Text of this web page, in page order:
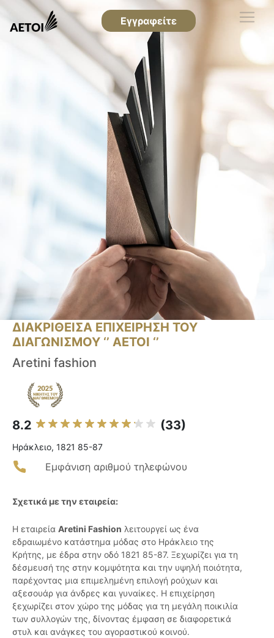
Εγγραφείτε
ΔΙΑΚΡΙΘΕΙΣΑ ΕΠΙΧΕΙΡΗΣΗ ΤΟΥ
ΔΙΑΓΩΝΙΣΜΟΥ ‘’ ΑΕΤΟΙ ‘’
Aretini fashion
8.2 (33)
Ηράκλειο, 1821 85-87
Εμφάνιση αριθμού τηλεφώνου
Σχετικά με την εταιρεία:
Η εταιρεία Aretini Fashion λειτουργεί ως ένα
εδραιωμένο κατάστημα μόδας στο Ηράκλειο της
Κρήτης, με έδρα στην οδό 1821 85-87. Ξεχωρίζει για τη
δέσμευσή της στην κομψότητα και την υψηλή ποιότητα,
παρέχοντας μια επιμελημένη επιλογή ρούχων και
αξεσουάρ για άνδρες και γυναίκες. Η επιχείρηση
ξεχωρίζει στον χώρο της μόδας για τη μεγάλη ποικιλία
των συλλογών της, δίνοντας έμφαση σε διαφορετικά
στυλ και ανάγκες του αγοραστικού κοινού.